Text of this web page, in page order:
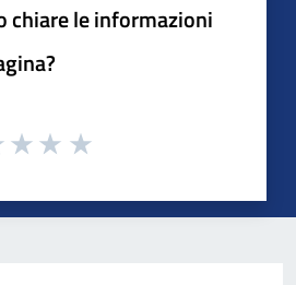
chiare le informazioni